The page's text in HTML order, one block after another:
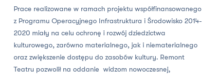
Prace realizowane w ramach projektu współfinansowanego
z Programu Operacyjnego Infrastruktura i Środowisko 2014-
2020 miały na celu ochronę i rozwój dziedzictwa
kulturowego, zarówno materialnego, jak i niematerialnego
oraz zwiększenie dostępu do zasobów kultury. Remont
Teatru pozwolił na oddanie widzom nowoczesnej,